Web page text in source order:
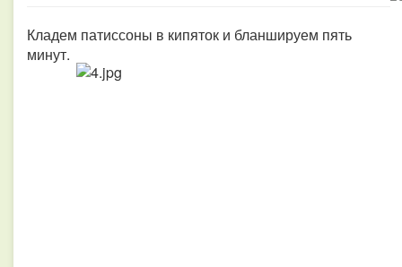
Кладем патиссоны в кипяток и бланшируем пять
минут.